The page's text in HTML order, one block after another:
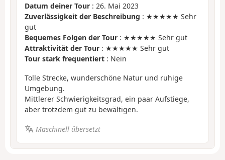
Datum deiner Tour : 26. Mai 2023
Zuverlässigkeit der Beschreibung : ★★★★★ Sehr
gut
Bequemes Folgen der Tour : ★★★★★ Sehr gut
Attraktivität der Tour : ★★★★★ Sehr gut
Tour stark frequentiert : Nein
Tolle Strecke, wunderschöne Natur und ruhige
Umgebung.
Mittlerer Schwierigkeitsgrad, ein paar Aufstiege,
aber trotzdem gut zu bewältigen.
Maschinell übersetzt